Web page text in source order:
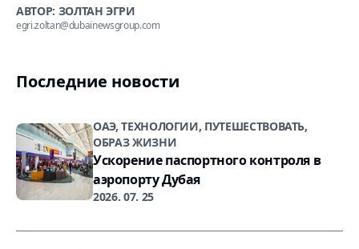
АВТОР: ЗОЛТАН ЭГРИ
egri.zoltan@dubainewsgroup.com
Последние новости
ОАЭ, ТЕХНОЛОГИИ, ПУТЕШЕСТВОВАТЬ,
ОБРАЗ ЖИЗНИ
Ускорение паспортного контроля в
аэропорту Дубая
2026. 07. 25